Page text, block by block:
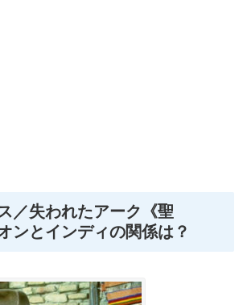
／失われたアーク《聖
ンとインディの関係は？